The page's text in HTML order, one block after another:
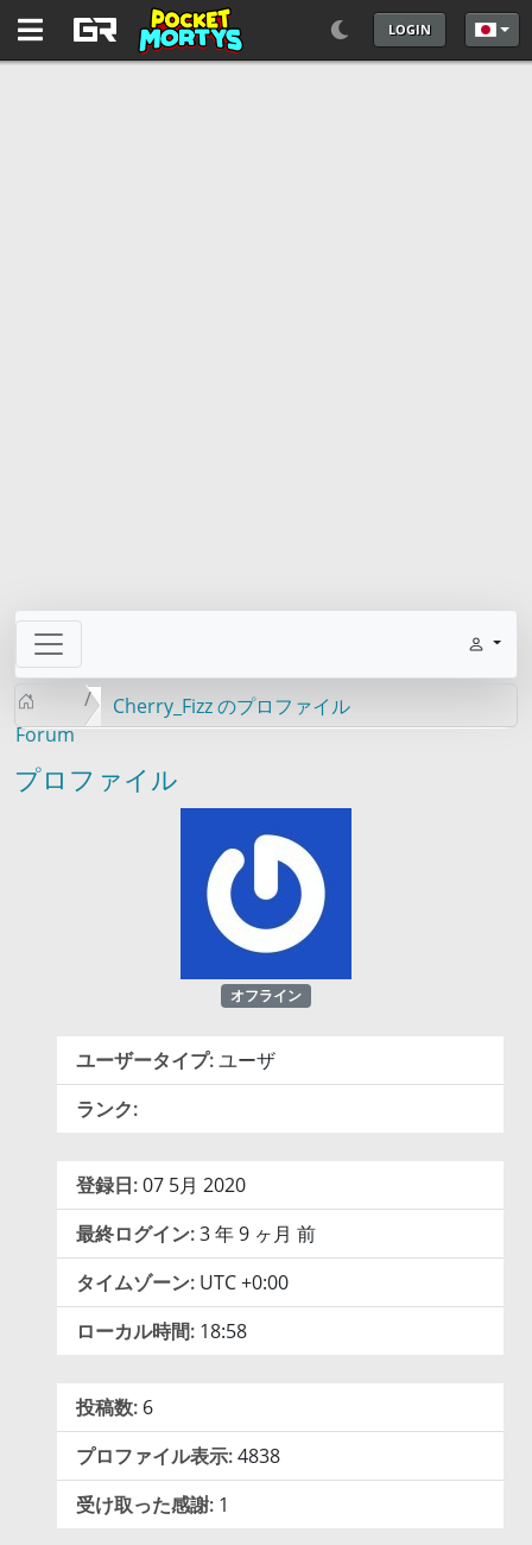
LOGIN あなた
Forum
Cherry_Fizz のプロファイル
プロファイル
オフライン
ユーザータイプ:ユーザ
ランク:
登録日:07 5月 2020
最終ログイン:3 年 9 ヶ月 前
タイムゾーン: UTC +0:00
ローカル時間: 18:58
投稿数: 6
プロファイル表示:4838
受け取った感謝: 1